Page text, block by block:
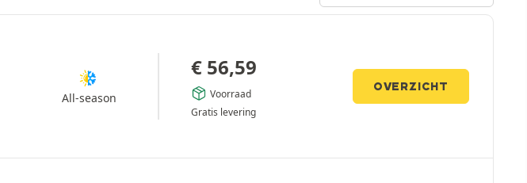
All-season
€ 56,59
Voorraad
Gratis levering
OVERZICHT